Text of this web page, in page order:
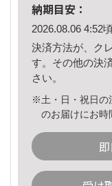
納期目安：
2026.08.06 4:52
決済方法が、ク
す。その他の決
さい。
※土・日・祝日の
のお届けにお時